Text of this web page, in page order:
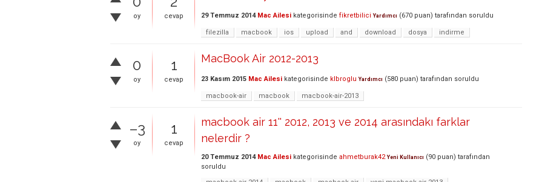
oy cevap 29 Temmuz 2014 Mac Ailesi kategorisinde fikretbilici Yardımcı (670 puan) tarafından soruldu
filezilla macbook ios upload and download dosya indirme
0
oy
1
cevap
MacBook Air 2012-2013
23 Kasım 2015 Mac Ailesi kategorisinde klbroglu Yardımcı (580 puan) tarafından soruldu
macbook-air macbook macbook-air-2013
–3
oy
1
cevap
macbook air 11'' 2012, 2013 ve 2014 arasındakı farklar
nelerdir ?
20 Temmuz 2014 Mac Ailesi kategorisinde ahmetburak42 Yeni Kullanıcı (90 puan) tarafından
soruldu